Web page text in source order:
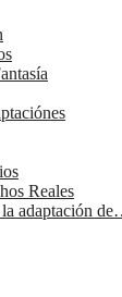
Reales
la adaptación